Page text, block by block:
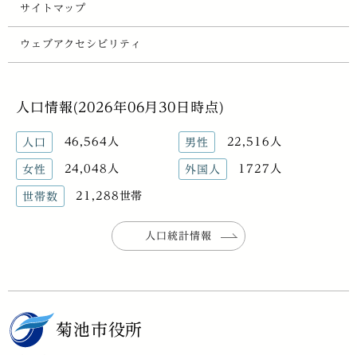
サイトマップ
ウェブアクセシビリティ
人口情報(2026年06月30日時点)
人口 46,564人 男性 22,516人
女性 24,048人 外国人 1727人
世帯数 21,288世帯
人口統計情報
菊池市役所